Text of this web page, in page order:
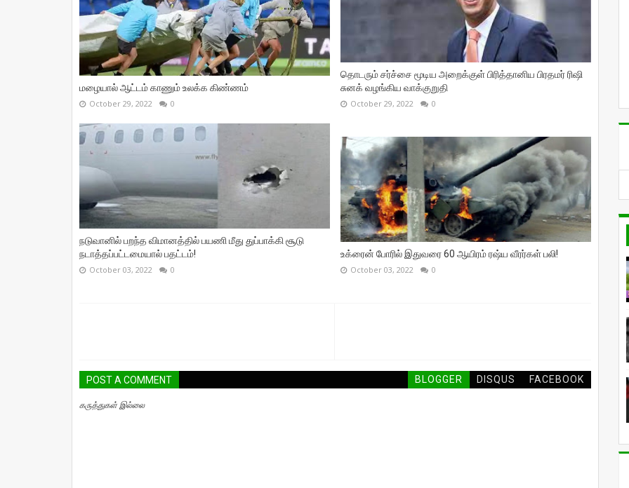
மழையால் ஆட்டம் காணும் உலக்க கிண்ணம்
October 29, 2022 0
தொடரும் சர்ச்சை மூடிய அறைக்குள் பிரித்தானிய பிரதமர் ரிஷி
சுனக் வழங்கிய வாக்குறுதி
October 29, 2022 0
நடுவானில் பறந்த விமானத்தில் பயணி மீது துப்பாக்கி சூடு
நடாத்தப்பட்டமையால் பதட்டம்!
October 03, 2022 0
உக்ரைன் போரில் இதுவரை 60 ஆயிரம் ரஷ்ய வீரர்கள் பலி!
October 03, 2022 0
POST A COMMENT BLOGGER DISQUS FACEBOOK
கருத்துகள் இல்லை